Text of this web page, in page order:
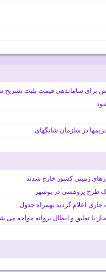
برای ساماندهی قیمت بلیت
در سازمان شانگهای
طرح پژوهشی در بوشهر
اعلام گردید بهمراه جدول
با تعلیق و ابطال پروانه مواجه می